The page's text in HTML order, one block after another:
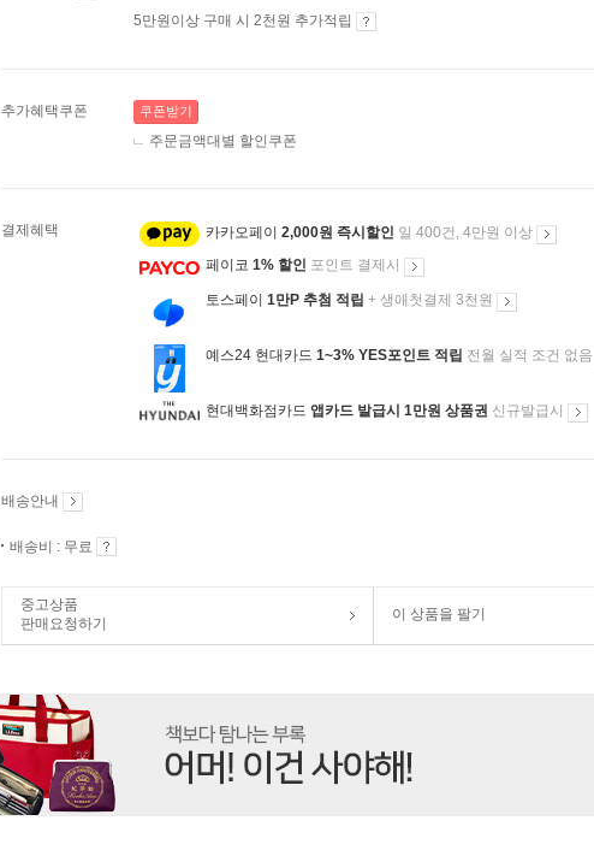
5만원이상 구매 시 2천원 추가적립
추가혜택쿠폰 쿠폰받기
주문금액대별 할인쿠폰
결제혜택 카카오페이 2,000원 즉시할인 일 400건, 4만원 이상
페이코 1% 할인 포인트 결제시
토스페이 1만P 추첨 적립 + 생애첫결제 3천원
예스24 현대카드 1~3% YES포인트 적립 전월 실적 조건 없음
현대백화점카드 앱카드 발급시 1만원 상품권 신규발급시
배송안내
배송비 : 무료
중고상품
판매요청하기
이 상품을 팔기